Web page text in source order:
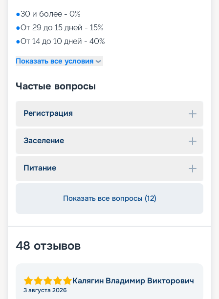
●30 и более - 0%
●От 29 до 15 дней - 15%
●От 14 до 10 дней - 40%
Показать все условия
Частые вопросы
Регистрация
Заселение
Питание
Показать все вопросы (12)
48 отзывов
Калягин Владимир Викторович
3 августа 2026